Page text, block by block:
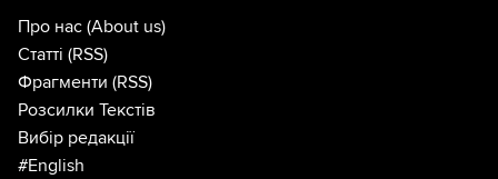
Про нас (About us)
Статті (RSS)
Фрагменти (RSS)
Розсилки Текстів
Вибір редакції
#English